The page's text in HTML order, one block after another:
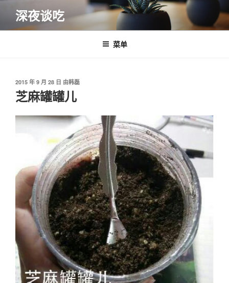
内
深夜谈吃
菜单
发
布
于
2015 年 9 月 28 日 由韩磊
芝麻罐罐儿